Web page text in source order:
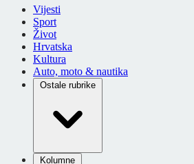
Vijesti
Sport
Život
Hrvatska
Kultura
Auto, moto & nautika
Ostale rubrike
Kolumne